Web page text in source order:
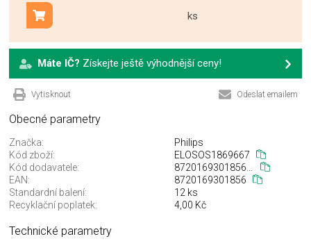
ks
Přidat do košíku
Máte IČ? Získejte ještě výhodnější ceny!
Vytisknout Odeslat emailem
Obecné parametry
Značka:
Philips
Kód zboží:
ELOSOS1869667
Kód dodavatele:
872016930185600
EAN:
8720169301856
Standardní balení:
12 ks
Recyklační poplatek:
4,00 Kč
Technické parametry